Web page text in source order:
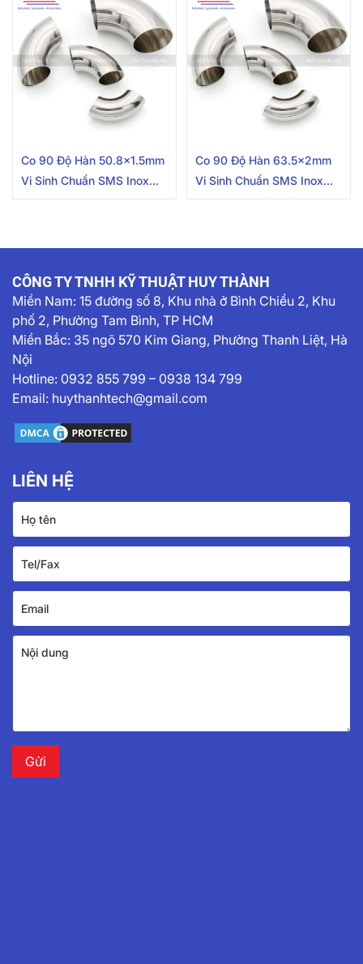
Co 90 Độ Hàn 50.8×1.5mm
Vi Sinh Chuẩn SMS Inox
Co 90 Độ Hàn 63.5x2mm
Vi Sinh Chuẩn SMS Inox
CÔNG TY TNHH KỸ THUẬT HUY THÀNH
Miền Nam: 15 đường số 8, Khu nhà ở Bình Chiểu 2, Khu
phố 2, Phường Tam Bình, TP HCM
Miền Bắc: 35 ngõ 570 Kim Giang, Phường Thanh Liệt, Hà
Nội
Hotline: 0932 855 799 – 0938 134 799
Email: huythanhtech@gmail.com
LIÊN HỆ